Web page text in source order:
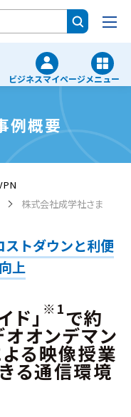
ビジネスマイページメニュー
例概要
株式会社成学社さま
トダウンと利便
上
ド」 ※1で約
オンデマン
よる映像授業
る通信環境